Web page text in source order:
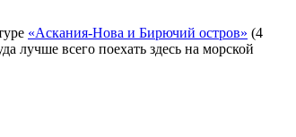
«Аскания-Нова и Бирючий остров» (4
лучше всего поехать здесь на морской